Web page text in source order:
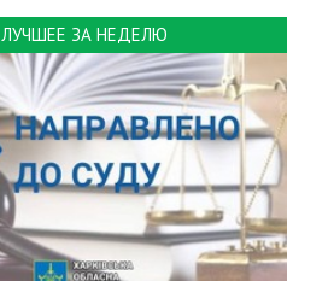
ЛУЧШЕЕ ЗА НЕДЕЛЮ